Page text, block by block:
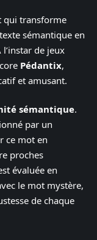
qui transforme
sémantique en
de jeux
Pédantix,
et amusant.
sémantique.
par un
ce mot en
proches
évaluée en
le mot mystère,
de chaque